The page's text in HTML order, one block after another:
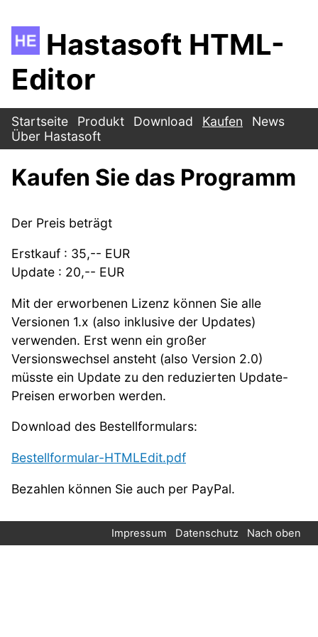
Hastasoft HTML-
Editor
Startseite Produkt Download Kaufen
News
Über Hastasoft
Kaufen Sie das Programm
Der Preis beträgt
Erstkauf : 35,-- EUR
Update : 20,-- EUR
Mit der erworbenen Lizenz können Sie alle
Versionen 1.x (also inklusive der Updates)
verwenden. Erst wenn ein großer
Versionswechsel ansteht (also Version 2.0)
müsste ein Update zu den reduzierten Update-
Preisen erworben werden.
Download des Bestellformulars:
Bestellformular-HTMLEdit.pdf
Bezahlen können Sie auch per PayPal.
Impressum Datenschutz Nach oben